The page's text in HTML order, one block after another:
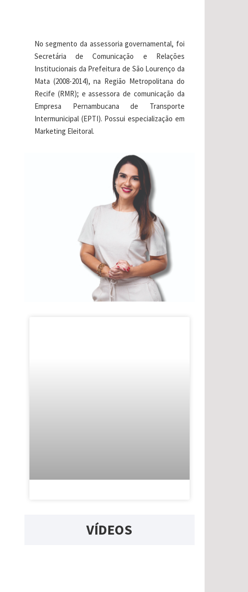
No segmento da assessoria governamental, foi
Secretária de Comunicação e Relações
Institucionais da Prefeitura de São Lourenço da
Mata (2008-2014), na Região Metropolitana do
Recife (RMR); e assessora de comunicação da
Empresa Pernambucana de Transporte
Intermunicipal (EPTI). Possui especialização em
Marketing Eleitoral.
VÍDEOS